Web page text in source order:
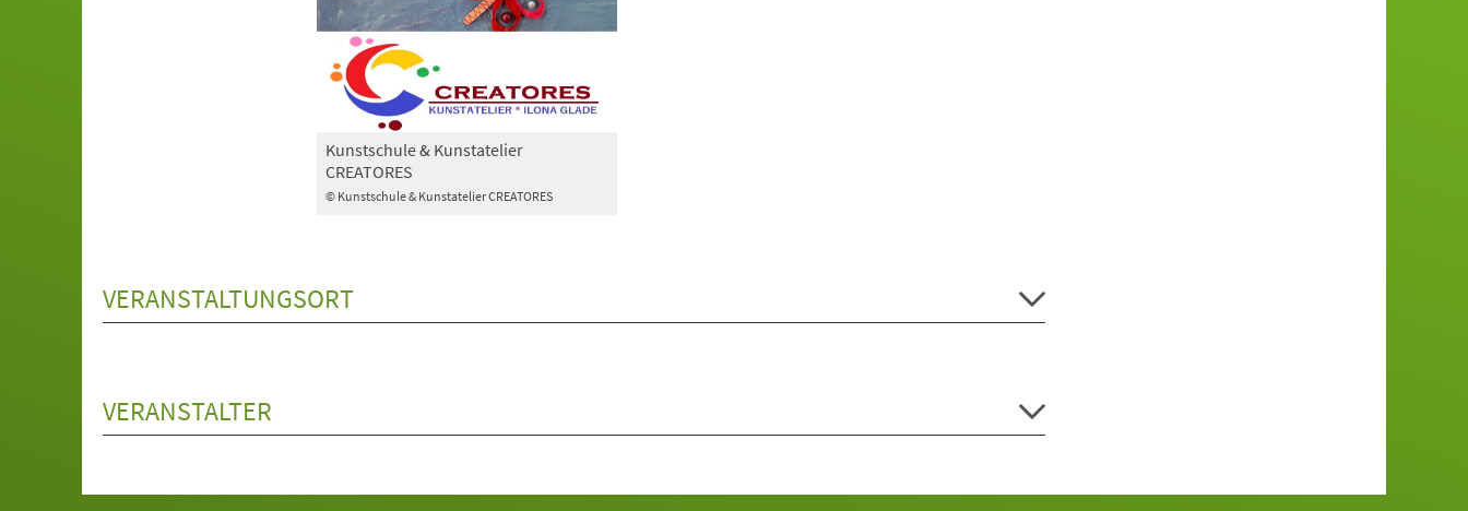
© Kunstschule & Kunstatelier CREATORES
Kunstschule & Kunstatelier
CREATORES
VERANSTALTUNGSORT
VERANSTALTER